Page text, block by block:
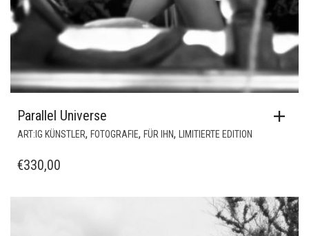
Parallel Universe
ART:IG KÜNSTLER, FOTOGRAFIE, FÜR IHN, LIMITIERTE EDITION
€330,00